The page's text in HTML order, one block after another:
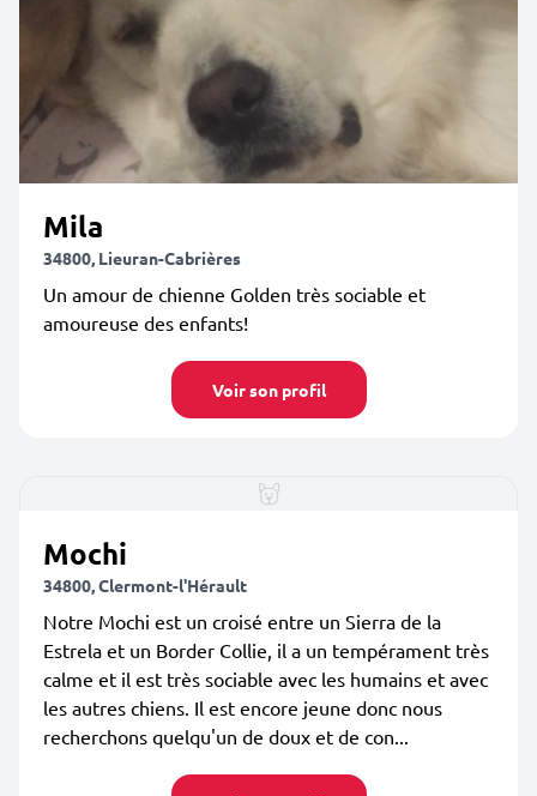
Mila
34800, Lieuran-Cabrières
Un amour de chienne Golden très sociable et
amoureuse des enfants!
Voir son profil
Mochi
34800, Clermont-l'Hérault
Notre Mochi est un croisé entre un Sierra de la
Estrela et un Border Collie, il a un tempérament très
calme et il est très sociable avec les humains et avec
les autres chiens. Il est encore jeune donc nous
recherchons quelqu'un de doux et de con...